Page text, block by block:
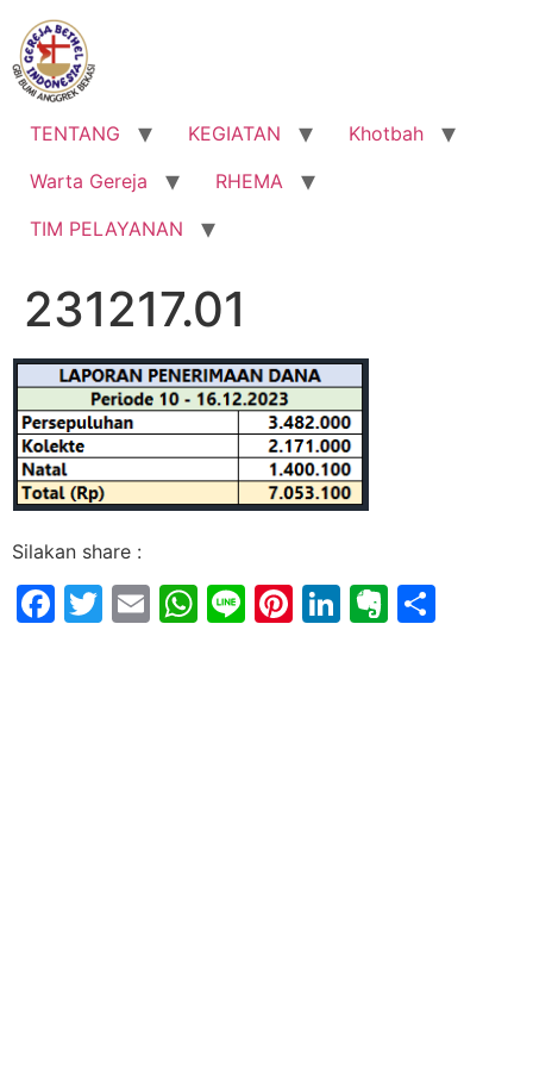
Lewati
konten
TENTANG KEGIATAN
Khotbah
Warta Gereja
RHEMA
TIM PELAYANAN
231217.01
Silakan share :
Facebook
Twitter
EmailWhatsApp
LinePinterest
LinkedIn